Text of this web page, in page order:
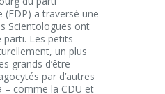
(FDP) a traversé une
Scientologues ont
parti. Les petits
un plus
grands d’être
par d’autres
– comme la CDU et